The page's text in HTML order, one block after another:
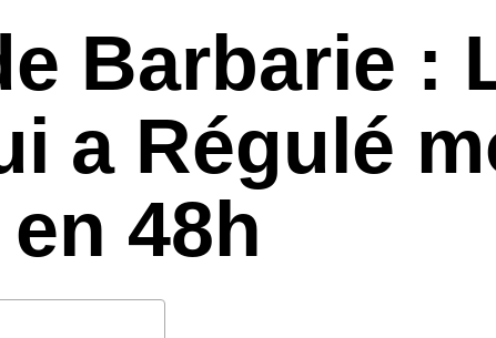
Barbarie :
a Régulé
48h